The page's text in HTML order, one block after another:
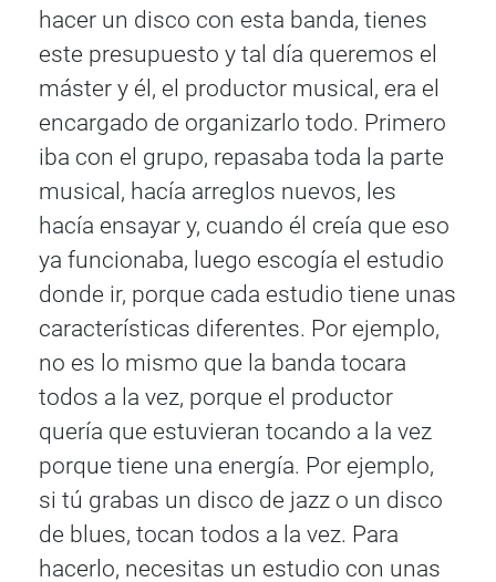
hacer un disco con esta banda, tienes
este presupuesto y tal día queremos el
máster y él, el productor musical, era el
encargado de organizarlo todo. Primero
iba con el grupo, repasaba toda la parte
musical, hacía arreglos nuevos, les
hacía ensayar y, cuando él creía que eso
ya funcionaba, luego escogía el estudio
donde ir, porque cada estudio tiene unas
características diferentes. Por ejemplo,
no es lo mismo que la banda tocara
todos a la vez, porque el productor
quería que estuvieran tocando a la vez
porque tiene una energía. Por ejemplo,
si tú grabas un disco de jazz o un disco
de blues, tocan todos a la vez. Para
hacerlo, necesitas un estudio con unas